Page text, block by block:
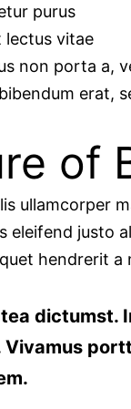
purus
lectus vitae
non porta a,
erat,
of
ullamcorper
eleifend justo
hendrerit a
dictumst.
Vivamus